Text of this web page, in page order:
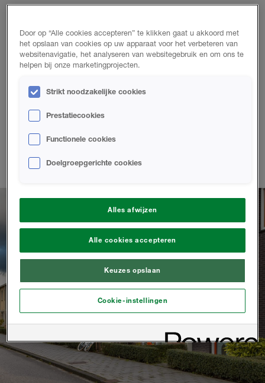
Waarom zou u Huntsman Building Solutions
kiezen?
Wij zijn een wereldleider op het gebied van
polyurethaanspuitschuim, met meer dan 110 jaar
gezamenlijke ervaring. Wanneer u met ons samenwerkt,
krijgt u toegang tot ons netwerk van hooggekwalificeerde
aannemers, trainingen en ons team voor geavanceerde
technische ondersteuning. U kunt met spuitschuim dus
opnieuw.
Door op “Alle cookies accepteren” te klikken gaat u akkoord met
het opslaan van cookies op uw apparaat voor het verbeteren van
websitenavigatie, het analyseren van websitegebruik en om ons te
helpen bij onze marketingprojecten.
Strikt noodzakelijke cookies
Prestatiecookies
Functionele cookies
Doelgroepgerichte cookies
Alles afwijzen
Alle cookies accepteren
Keuzes opslaan
Cookie-instellingen